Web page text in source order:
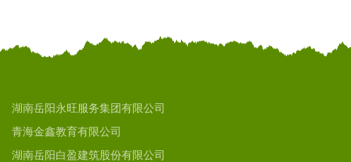
湖南岳阳永旺服务集团有限公司
青海金鑫教育有限公司
湖南岳阳白盈建筑股份有限公司